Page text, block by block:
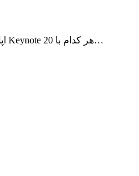
Templates for Keynote یک افزونه ی عالی برای برنامه ی Keynote اپل است که 60 قالب خیره کننده برای Keynote هر کدام با 20…